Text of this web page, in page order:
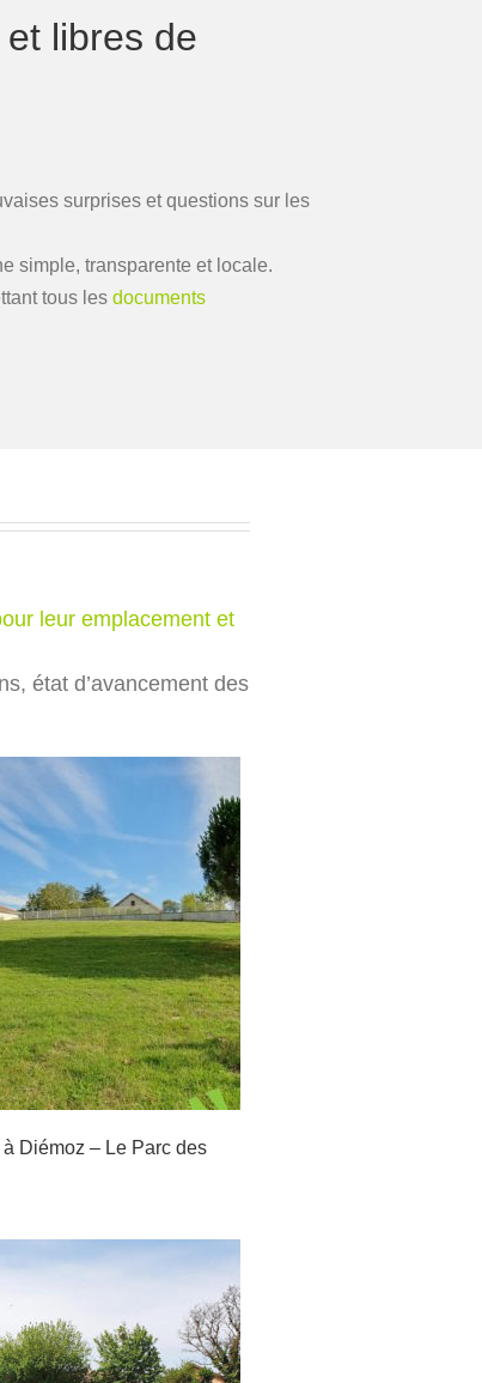
libres de
surprises et questions sur les
simple, transparente et locale.
tous les documents
leur emplacement et
état d’avancement des
Diémoz – Le Parc des